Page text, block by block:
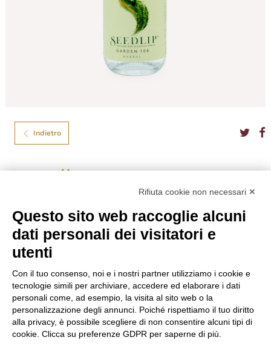
Indietro
Una fresca miscela di erbe di piselli e erbe aromatiche tradizionali tra cui
rosmarino, timo e menta verde.
Tipo
Liquori Esteri
Formato
70
Gradazione
Nazione
Gran Bretagna
Produttore
Seedlip
€33,00
Rifiuta cookie non necessari ✕
Questo sito web raccoglie alcuni
dati personali dei visitatori e
utenti
Con il tuo consenso, noi e i nostri partner utilizziamo i cookie e
tecnologie simili per archiviare, accedere ed elaborare i dati
personali come, ad esempio, la visita al sito web o la
personalizzazione degli annunci. Poiché rispettiamo il tuo diritto
alla privacy, è possibile scegliere di non consentire alcuni tipi di
cookie. Clicca su preferenze GDPR per saperne di più.